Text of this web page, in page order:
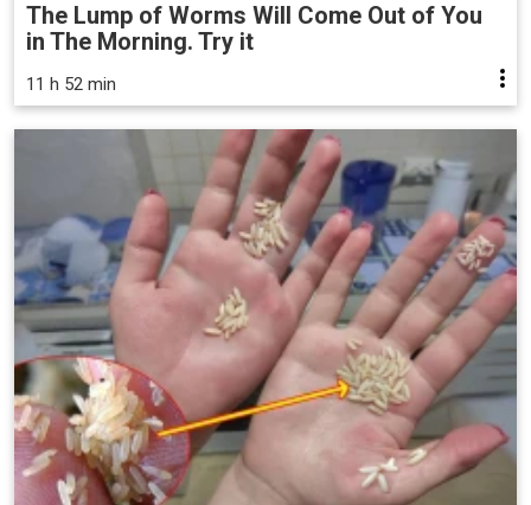
The Lump of Worms Will Come Out of You
in The Morning. Try it
11 h 52 min